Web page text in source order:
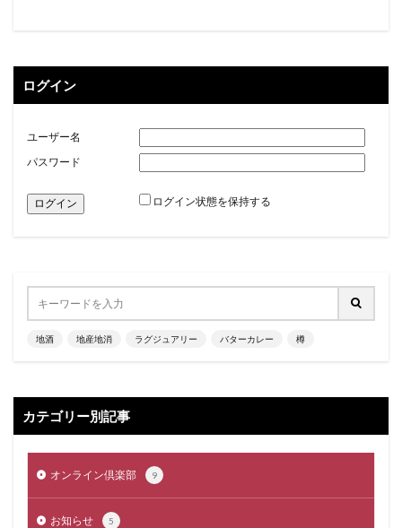
ログイン
ユーザー名
パスワード
ログイン状態を保持する
地酒 地産地消 ラグジュアリー バターカレー 樽
カテゴリー別記事
オンライン倶楽部 9
お知らせ 5